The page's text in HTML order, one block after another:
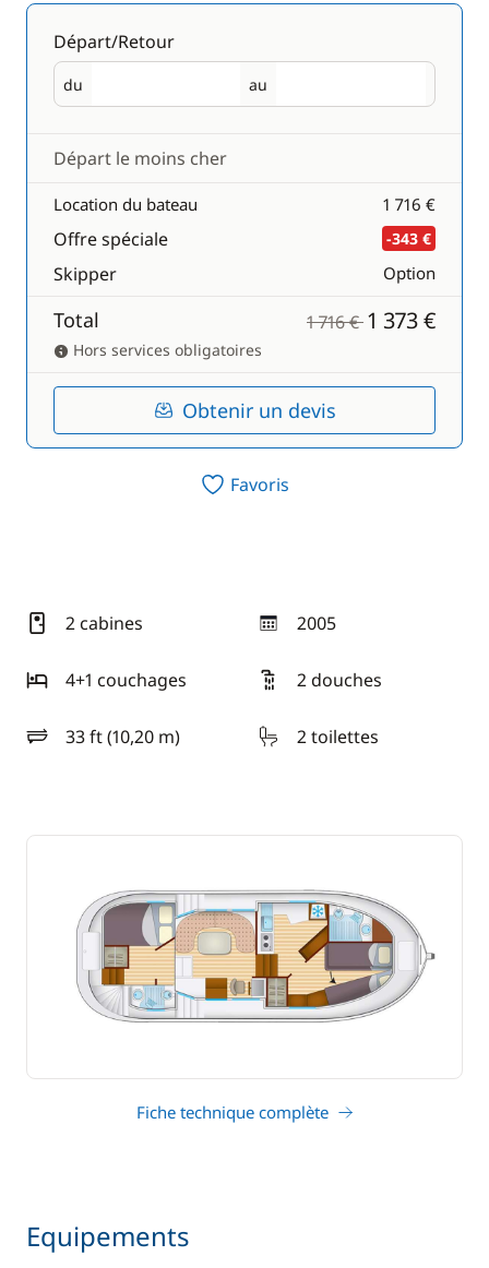
Départ/Retour
du
Départ au
Retour
Départ le moins cher
Location du bateau 1 716 €
Offre spéciale -343 €
Skipper Option
Total 1 716 €1 373 €
Hors services obligatoires
Obtenir un devis
Favoris
2 cabines 2005
année
4+1 couchages
2 douches
33 ft (10,20 m)
longueur 2 toilettes
Fiche technique complète
Equipements